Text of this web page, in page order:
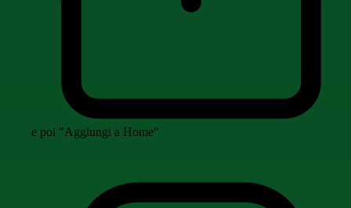
e poi "Aggiungi a Home"